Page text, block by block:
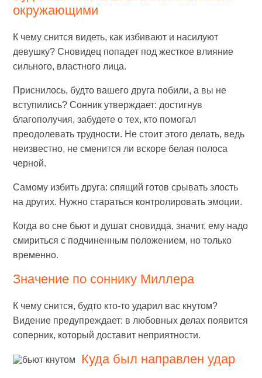
окружающими
К чему снится видеть, как избивают и насилуют
девушку? Сновидец попадет под жесткое влияние
сильного, властного лица.
Приснилось, будто вашего друга побили, а вы не
вступились? Сонник утверждает: достигнув
благополучия, забудете о тех, кто помогал
преодолевать трудности. Не стоит этого делать, ведь
неизвестно, не сменится ли вскоре белая полоса
черной.
Самому избить друга: спящий готов срывать злость
на других. Нужно стараться контролировать эмоции.
Когда во сне бьют и душат сновидца, значит, ему надо
смириться с подчиненным положением, но только
временно.
Значение по соннику Миллера
К чему снится, будто кто-то ударил вас кнутом?
Видение предупреждает: в любовных делах появится
соперник, который доставит неприятности.
Куда был направлен удар